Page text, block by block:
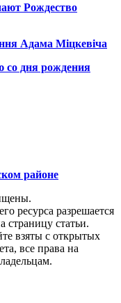
Рождество
Адама Міцкевіча
со дня рождения
районе
ресурса разрешается
страницу статьи.
взяты с открытых
все права на